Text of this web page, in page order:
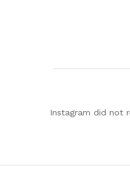
Instagram did not